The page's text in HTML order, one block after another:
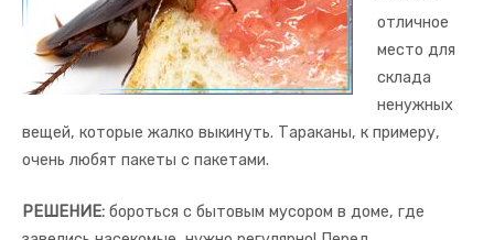
отличное
место для
склада
ненужных
вещей, которые жалко выкинуть. Тараканы, к примеру,
очень любят пакеты с пакетами.
РЕШЕНИЕ: бороться с бытовым мусором в доме, где